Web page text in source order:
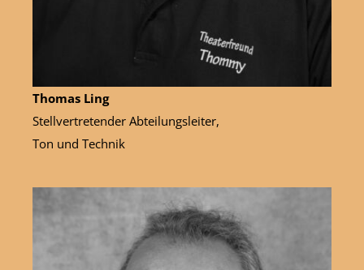
Thomas Ling
Stellvertretender Abteilungsleiter,
Ton und Technik